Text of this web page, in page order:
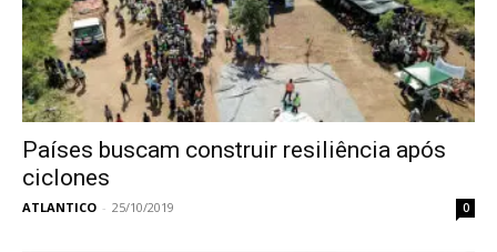
Países buscam construir resiliência após
ciclones
ATLANTICO - 25/10/2019 0